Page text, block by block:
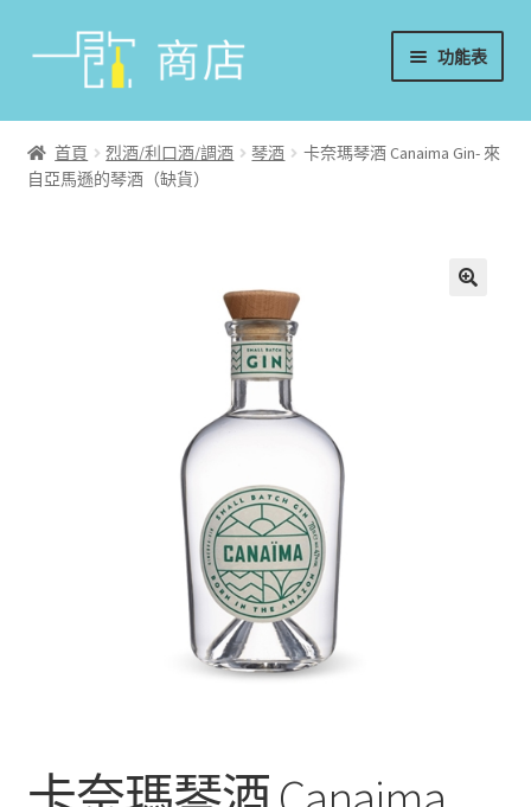
功能表
首頁
葡萄酒
首頁 烈酒/利口酒/調酒 琴酒
卡奈瑪琴酒 Canaima Gin- 來
自亞馬遜的琴酒（缺貨）